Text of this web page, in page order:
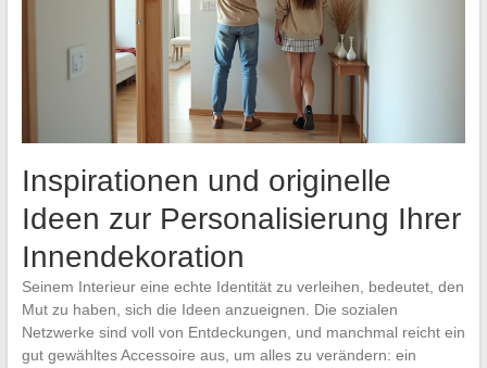
Inspirationen und originelle
Ideen zur Personalisierung Ihrer
Innendekoration
Seinem Interieur eine echte Identität zu verleihen, bedeutet, den
Mut zu haben, sich die Ideen anzueignen. Die sozialen
Netzwerke sind voll von Entdeckungen, und manchmal reicht ein
gut gewähltes Accessoire aus, um alles zu verändern: ein